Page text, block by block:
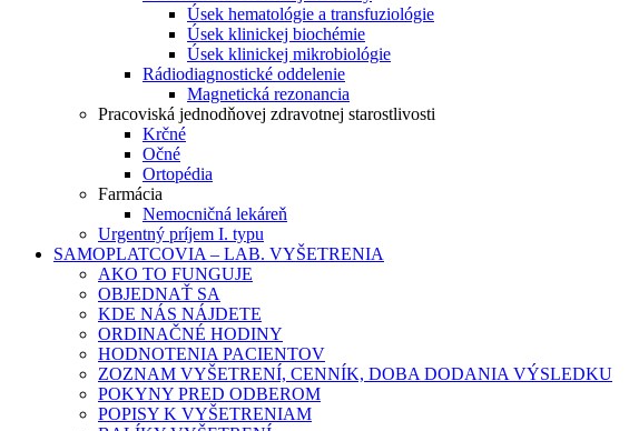
Úsek hematológie a transfuziológie
Úsek klinickej biochémie
Úsek klinickej mikrobiológie
Rádiodiagnostické oddelenie
Magnetická rezonancia
Pracoviská jednodňovej zdravotnej starostlivosti
Krčné
Očné
Ortopédia
Farmácia
Nemocničná lekáreň
Urgentný príjem I. typu
SAMOPLATCOVIA – LAB. VYŠETRENIA
AKO TO FUNGUJE
OBJEDNAŤ SA
KDE NÁS NÁJDETE
ORDINAČNÉ HODINY
HODNOTENIA PACIENTOV
ZOZNAM VYŠETRENÍ, CENNÍK, DOBA DODANIA VÝSLEDKU
POKYNY PRED ODBEROM
POPISY K VYŠETRENIAM